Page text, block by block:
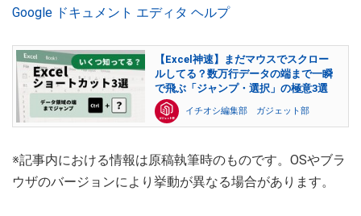
Google ドキュメント エディタ ヘルプ
【Excel神速】まだマウスでスクロー
ルしてる？数万行データの端まで一瞬
で飛ぶ「ジャンプ・選択」の極意3選
イチオシ編集部 ガジェット部
※記事内における情報は原稿執筆時のものです。OSやブラ
ウザのバージョンにより挙動が異なる場合があります。